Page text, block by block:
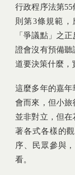
行政程序法第
則第3條規範
「爭議點」之
證會沒有預備
道要決策什麼，
這麼多年的嘉
會而來，但小
並非對立，但
著各式各樣的
序、民眾參與
看。